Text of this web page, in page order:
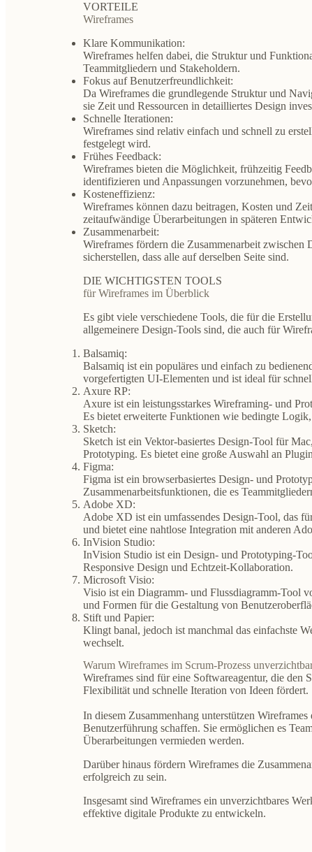
VORTEILE
Wireframes
Klare Kommunikation:
Wireframes helfen dabei, die Struktur und
Teammitgliedern und Stakeholdern.
Fokus auf Benutzerfreundlichkeit:
Da Wireframes die grundlegende Struktur und
sie Zeit und Ressourcen in detailliertes Design
Schnelle Iterationen:
Wireframes sind relativ einfach und schnell zu
festgelegt wird.
Frühes Feedback:
Wireframes bieten die Möglichkeit, frühzeitig
identifizieren und Anpassungen vorzunehmen,
Kosteneffizienz:
Wireframes können dazu beitragen, Kosten und
zeitaufwändige Überarbeitungen in späteren
Zusammenarbeit:
Wireframes fördern die Zusammenarbeit zwischen
sicherstellen, dass alle auf derselben Seite sind.
DIE WICHTIGSTEN TOOLS
für Wireframes im Überblick
Es gibt viele verschiedene Tools, die für die
allgemeinere Design-Tools sind, die auch für
Balsamiq:
Balsamiq ist ein populäres und einfach zu
vorgefertigten UI-Elementen und ist ideal für
Axure RP:
Axure ist ein leistungsstarkes Wireframing- und
Es bietet erweiterte Funktionen wie bedingte
Sketch:
Sketch ist ein Vektor-basiertes Design-Tool für
Prototyping. Es bietet eine große Auswahl an
Figma:
Figma ist ein browserbasiertes Design- und
Zusammenarbeitsfunktionen, die es
Adobe XD:
Adobe XD ist ein umfassendes Design-Tool, das
und bietet eine nahtlose Integration mit anderen
InVision Studio:
InVision Studio ist ein Design- und Prototyping-
Responsive Design und Echtzeit-Kollaboration.
Microsoft Visio:
Visio ist ein Diagramm- und Flussdiagramm-Tool
und Formen für die Gestaltung von
Stift und Papier:
Klingt banal, jedoch ist manchmal das einfachste
wechselt.
Warum Wireframes im Scrum-Prozess
Wireframes sind für eine Softwareagentur, die den
Flexibilität und schnelle Iteration von Ideen fördert.
In diesem Zusammenhang unterstützen Wireframes
Benutzerführung schaffen. Sie ermöglichen es
Überarbeitungen vermieden werden.
Darüber hinaus fördern Wireframes die
erfolgreich zu sein.
Insgesamt sind Wireframes ein unverzichtbares
effektive digitale Produktezu entwickeln.